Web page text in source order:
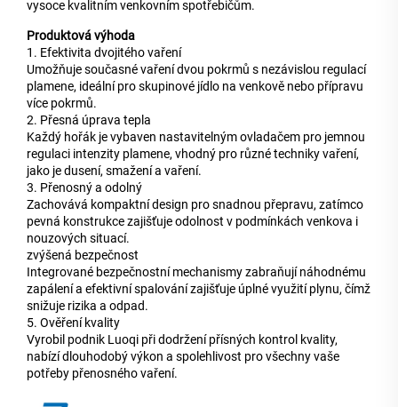
vysoce kvalitním venkovním spotřebičům.
Produktová výhoda
1. Efektivita dvojitého vaření
Umožňuje současné vaření dvou pokrmů s nezávislou regulací
plamene, ideální pro skupinové jídlo na venkově nebo přípravu
více pokrmů.
2. Přesná úprava tepla
Každý hořák je vybaven nastavitelným ovladačem pro jemnou
regulaci intenzity plamene, vhodný pro různé techniky vaření,
jako je dusení, smažení a vaření.
3. Přenosný a odolný
Zachovává kompaktní design pro snadnou přepravu, zatímco
pevná konstrukce zajišťuje odolnost v podmínkách venkova i
nouzových situací.
zvýšená bezpečnost
Integrované bezpečnostní mechanismy zabraňují náhodnému
zapálení a efektivní spalování zajišťuje úplné využití plynu, čímž
snižuje rizika a odpad.
5. Ověření kvality
Vyrobil podnik Luoqi při dodržení přísných kontrol kvality,
nabízí dlouhodobý výkon a spolehlivost pro všechny vaše
potřeby přenosného vaření.